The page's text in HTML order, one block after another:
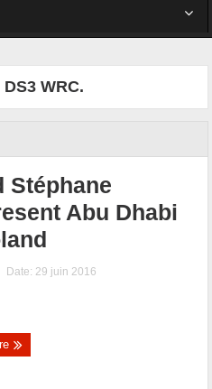
WRC.
Stéphane
Abu Dhabi
Date: 29 juin 2016